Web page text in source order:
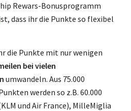
Rewars-Bonusprogramm
dass ihr die Punkte so flexibel
die Punkte mit nur wenigen
bei vielen
umwandeln. Aus 75.000
werden so z.B. 60.000
und Air France), MilleMiglia